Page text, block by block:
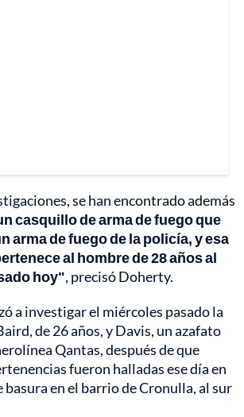
se han encontrado además
casquillo de arma de fuego que
arma de fuego de la policía, y esa
al hombre de 28 años al
hoy", precisó Doherty.
a investigar el miércoles pasado la
de 26 años, y Davis, un azafato
Qantas, después de que
fueron halladas ese día en
basura en el barrio de Cronulla, al sur